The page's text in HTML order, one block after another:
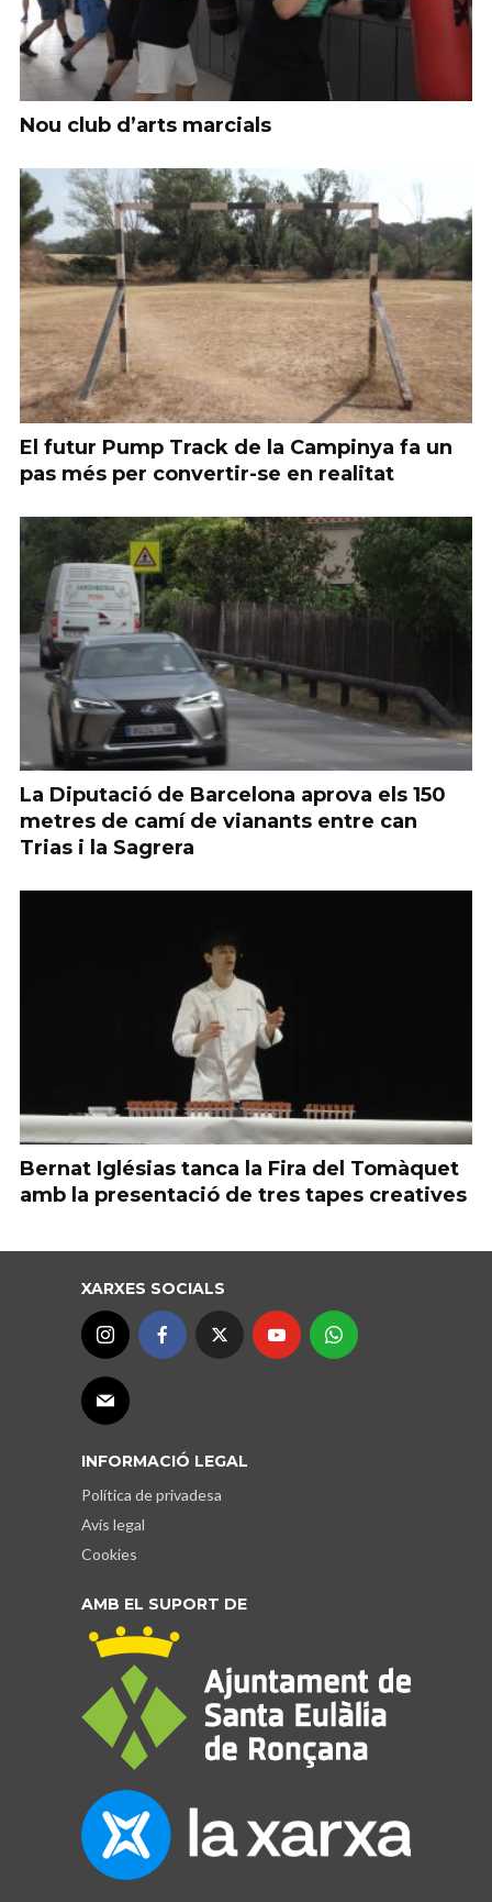
Nou club d’arts marcials
El futur Pump Track de la Campinya fa un
pas més per convertir-se en realitat
La Diputació de Barcelona aprova els 150
metres de camí de vianants entre can
Trias i la Sagrera
Bernat Iglésias tanca la Fira del Tomàquet
amb la presentació de tres tapes creatives
XARXES SOCIALS
INFORMACIÓ LEGAL
Política de privadesa
Avís legal
Cookies
AMB EL SUPORT DE